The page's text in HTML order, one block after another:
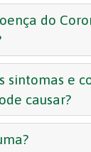
do
sintomas e
causar?